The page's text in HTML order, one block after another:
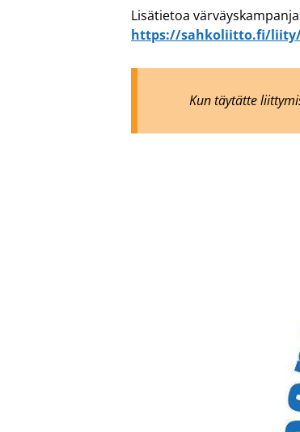
Lisätietoa
https://sahkoliitto.fi/
Kun täytätte